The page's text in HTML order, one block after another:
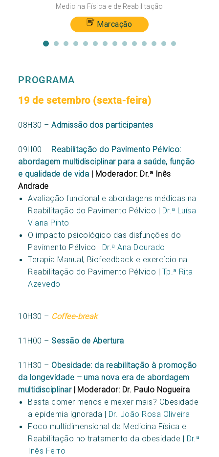
Medicina Física e de Reabilitação
Marcação
PROGRAMA
19 de setembro (sexta-feira)
08H30 –Admissão dos participantes
09H00 – Reabilitação do Pavimento Pélvico:
abordagem multidisciplinar para a saúde, função
e qualidade de vida | Moderador: Dr.ª Inês
Andrade
Avaliação funcional e abordagens médicas na
Reabilitação do Pavimento Pélvico | Dr.ª Luísa
Viana Pinto
O impacto psicológico das disfunções do
Pavimento Pélvico | Dr.ª Ana Dourado
Terapia Manual, Biofeedback e exercício na
Reabilitação do Pavimento Pélvico | Tp.ª Rita
Azevedo
10H30 – Coffee-break
11H00 – Sessão de Abertura
11H30 – Obesidade: da reabilitação à promoção
da longevidade – uma nova era de abordagem
multidisciplinar | Moderador: Dr. Paulo Nogueira
Basta comer menos e mexer mais? Obesidade
a epidemia ignorada | Dr. João Rosa Oliveira
Foco multidimensional da Medicina Física e
Reabilitação no tratamento da obesidade | Dr.ª
Inês Ferro